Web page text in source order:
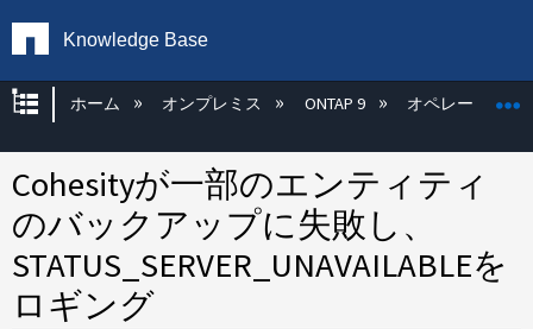
Knowledge Base
グローバル階層を展開/折りたたむ
ホーム オンプレミス ONTAP 9 オペレーティン
Cohesityが一部のエンティティ
のバックアップに失敗し、
STATUS_SERVER_UNAVAILABLEを
ロギング